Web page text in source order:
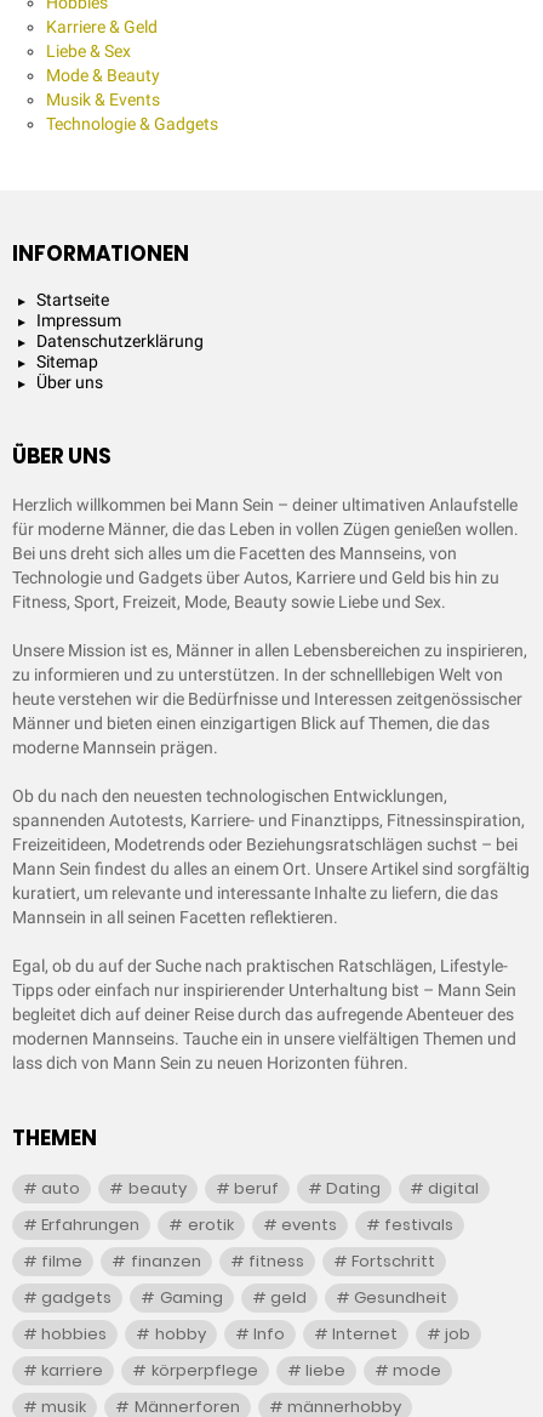
Karriere & Geld
Liebe & Sex
Mode & Beauty
Musik & Events
Technologie & Gadgets
INFORMATIONEN
Startseite
Impressum
Datenschutzerklärung
Sitemap
Über uns
ÜBER UNS
Herzlich willkommen bei Mann Sein – deiner ultimativen Anlaufstelle
für moderne Männer, die das Leben in vollen Zügen genießen wollen.
Bei uns dreht sich alles um die Facetten des Mannseins, von
Technologie und Gadgets über Autos, Karriere und Geld bis hin zu
Fitness, Sport, Freizeit, Mode, Beauty sowie Liebe und Sex.
Unsere Mission ist es, Männer in allen Lebensbereichen zu inspirieren,
zu informieren und zu unterstützen. In der schnelllebigen Welt von
heute verstehen wir die Bedürfnisse und Interessen zeitgenössischer
Männer und bieten einen einzigartigen Blick auf Themen, die das
moderne Mannsein prägen.
Ob du nach den neuesten technologischen Entwicklungen,
spannenden Autotests, Karriere- und Finanztipps, Fitnessinspiration,
Freizeitideen, Modetrends oder Beziehungsratschlägen suchst – bei
Mann Sein findest du alles an einem Ort. Unsere Artikel sind sorgfältig
kuratiert, um relevante und interessante Inhalte zu liefern, die das
Mannsein in all seinen Facetten reflektieren.
Egal, ob du auf der Suche nach praktischen Ratschlägen, Lifestyle-
Tipps oder einfach nur inspirierender Unterhaltung bist – Mann Sein
begleitet dich auf deiner Reise durch das aufregende Abenteuer des
modernen Mannseins. Tauche ein in unsere vielfältigen Themen und
lass dich von Mann Sein zu neuen Horizonten führen.
THEMEN
auto beauty beruf Dating
digital
Erfahrungen
erotik events
festivals
filme
finanzen fitness
Fortschritt
gadgets
Gaming geld
Gesundheit
hobbies
hobby Info Internet
job
karriere
körperpflege liebe
mode
musik
Männerforen männerhobby